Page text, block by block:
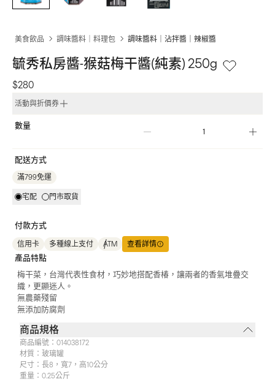
美食飲品 調味醬料｜料理包 調味醬料｜沾拌醬｜辣椒醬
毓秀私房醬-猴菇梅干醬(純素) 250g
$280
活動與折價券
數量
配送方式
滿799免運
宅配 門市取貨
付款方式
信用卡 多種線上支付 ATM 查看詳情
產品特點
梅干菜，台灣代表性食材，巧妙地搭配香椿，讓兩者的香氣堆疊交
織，更顯迷人。
無農藥殘留
無添加防腐劑
商品規格
商品編號： 014038172
材質： 玻璃罐
尺寸： 長8，寬7，高10公分
重量： 0.25公斤